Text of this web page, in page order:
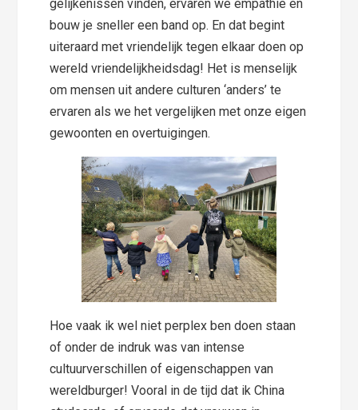
gelijkenissen vinden, ervaren we empathie en
bouw je sneller een band op. En dat begint
uiteraard met vriendelijk tegen elkaar doen op
wereld vriendelijkheidsdag! Het is menselijk
om mensen uit andere culturen ‘anders’ te
ervaren als we het vergelijken met onze eigen
gewoonten en overtuigingen.
Hoe vaak ik wel niet perplex ben doen staan
of onder de indruk was van intense
cultuurverschillen of eigenschappen van
wereldburger! Vooral in de tijd dat ik China